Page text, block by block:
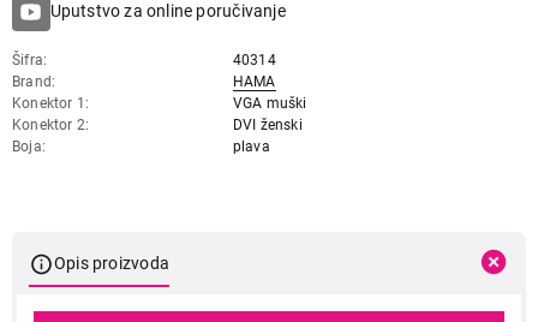
Uputstvo za online poručivanje
Šifra
40314
Brand
HAMA
Konektor 1
VGA muški
Konektor 2
DVI ženski
Boja
plava
Opis proizvoda